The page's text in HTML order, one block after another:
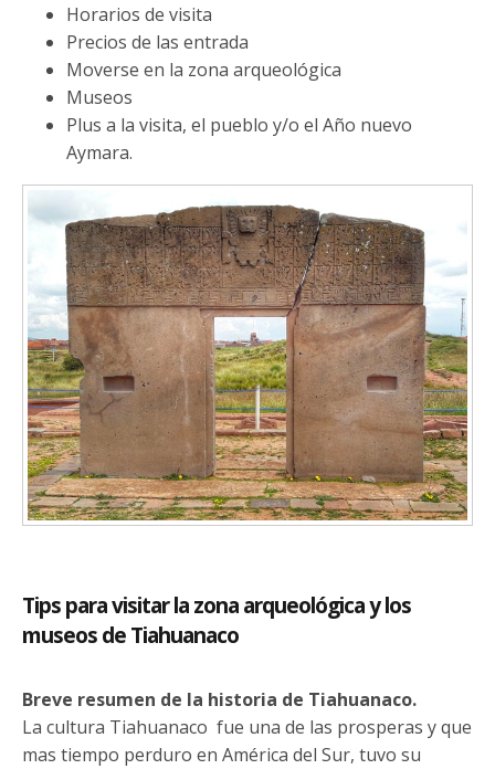
Horarios de visita
Precios de las entrada
Moverse en la zona arqueológica
Museos
Plus a la visita, el pueblo y/o el Año nuevo
Aymara.
Tips para visitar la zona arqueológica y los
museos de Tiahuanaco
Breve resumen de la historia de Tiahuanaco.
La cultura Tiahuanaco fue una de las prosperas y que
mas tiempo perduro en América del Sur, tuvo su